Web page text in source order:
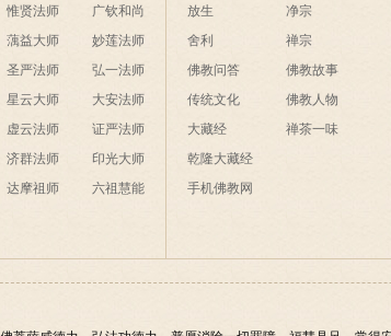
惟贤法师
蕅益大师
圣严法师
星云大师
虚云法师
济群法师
达摩祖师
广钦和尚
妙莲法师
弘一法师
大安法师
证严法师
印光大师
六祖慧能
放生
舍利
佛教问答
传统文化
大藏经
乾隆大藏经
手机佛教网
净宗
禅宗
佛教故事
佛教人物
禅茶一味